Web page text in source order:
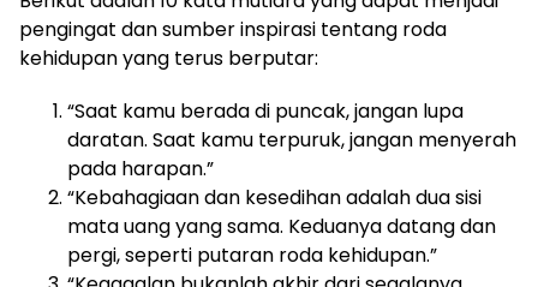
pengingat dan sumber inspirasi tentang roda
kehidupan yang terus berputar:
“Saat kamu berada di puncak, jangan lupa
daratan. Saat kamu terpuruk, jangan menyerah
pada harapan.”
“Kebahagiaan dan kesedihan adalah dua sisi
mata uang yang sama. Keduanya datang dan
pergi, seperti putaran roda kehidupan.”